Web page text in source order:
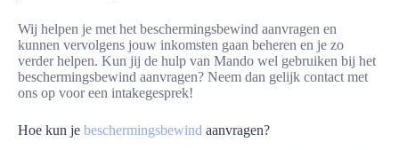
Wij helpen je met het beschermingsbewind aanvragen en
kunnen vervolgens jouw inkomsten gaan beheren en je zo
verder helpen. Kun jij de hulp van Mando wel gebruiken bij het
beschermingsbewind aanvragen? Neem dan gelijk contact met
ons op voor een intakegesprek!
Hoe kun je beschermingsbewind aanvragen?